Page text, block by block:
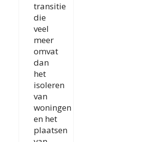
transitie
die
veel
meer
omvat
dan
het
isoleren
van
woningen
en het
plaatsen